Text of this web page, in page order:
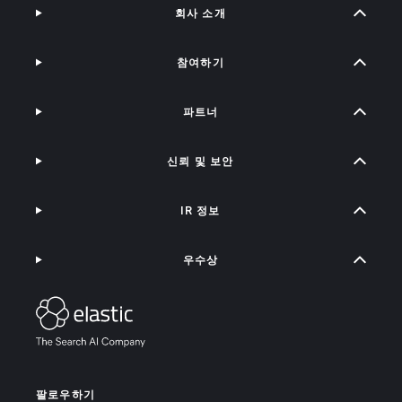
팔로우하기
회사 소개
참여하기
파트너
신뢰 및 보안
IR 정보
우수상